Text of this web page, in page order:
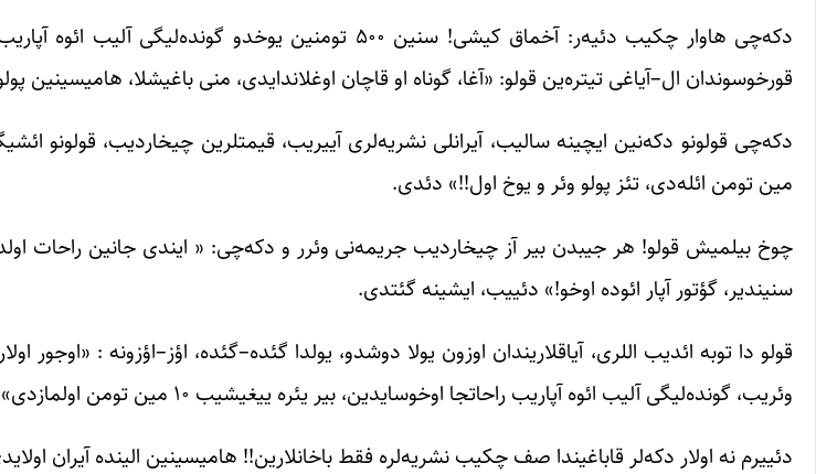
دکه‌چی هاوار چکیب دئیه‌ر:‌ آخماق کیشی! سنین ۵۰۰ تومنین یوخدو
قورخوسوندان ال–آیاغی تیتره‌ین قولو: «آغا، گوناه او قاچان اوغلاندایدی، منی باغیشلا، هامیسینین
مین تومن ائله‌دی، تئز پولو وئر و یوخ اول!!» دئدی.
چوخ بیلمیش قولو! هر جیبدن بیر آز چیخاردیب جریمه‌نی وئرر و دکه‌چی: « ایندی جانین راحات
سنیندیر، گؤتور آپار ائوده اوخو!» دئییب، ایشینه گئتدی.
وئریب، گونده‌لیگی آلیب ائوه آپاریب راحاتجا اوخوسایدین، بیر یئره ییغیشیب ۱۰ مین تومن اولمازدی» دئییردی!!
دئییرم نه اولار دکه‌لر قاباغیندا صف چکیب نشریه‌لره فقط باخانلارین!! هامیسینین الینده آیران